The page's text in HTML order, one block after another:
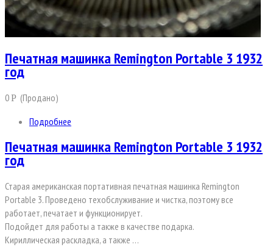
Печатная машинка Remington Portable 3 1932
год
0Р (Продано)
Подробнее
Печатная машинка Remington Portable 3 1932
год
Старая американская портативная печатная машинка Remington
Portable 3. Проведено техобслуживание и чистка, поэтому все
работает, печатает и функционирует.
Подойдет для работы а также в качестве подарка.
Кириллическая раскладка, а также …